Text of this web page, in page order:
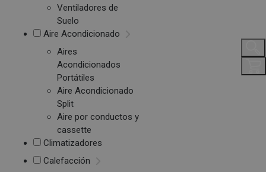
Ventiladores de
Suelo
Aire Acondicionado
Aires
Acondicionados
Portátiles
Aire Acondicionado
Split
Aire por conductos y
cassette
Climatizadores
Calefacción